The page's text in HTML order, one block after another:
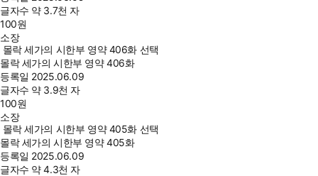
글자수 약 3.7천 자
100원
소장
몰락 세가의 시한부 영약 406화 선택
몰락 세가의 시한부 영약 406화
등록일 2025.06.09
글자수 약 3.9천 자
100원
소장
몰락 세가의 시한부 영약 405화 선택
몰락 세가의 시한부 영약 405화
등록일 2025.06.09
글자수 약 4.3천 자